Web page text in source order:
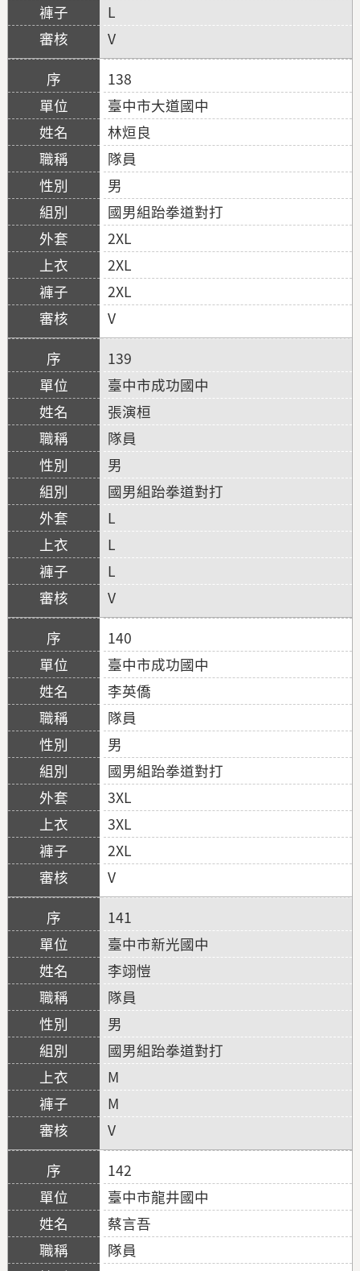
L
V
138
臺中市大道國中
林烜良
隊員
男
國男組跆拳道對打
2XL
2XL
2XL
V
139
臺中市成功國中
張演桓
隊員
男
國男組跆拳道對打
L
L
L
V
140
臺中市成功國中
李英僑
隊員
男
國男組跆拳道對打
3XL
3XL
2XL
V
141
臺中市新光國中
李翊愷
隊員
男
國男組跆拳道對打
M
M
V
142
臺中市龍井國中
蔡言吾
隊員